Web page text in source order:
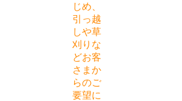
じめ、
引っ越
しや草
刈りな
どお客
さまか
らのご
要望に